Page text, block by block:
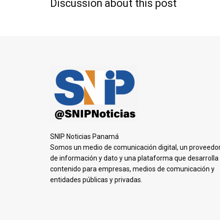
Discussion about this post
SNIP Noticias Panamá
Somos un medio de comunicación digital, un
de información y dato y una plataforma que desarrolla
contenido para empresas, medios de comunicación y
entidades públicas y privadas.